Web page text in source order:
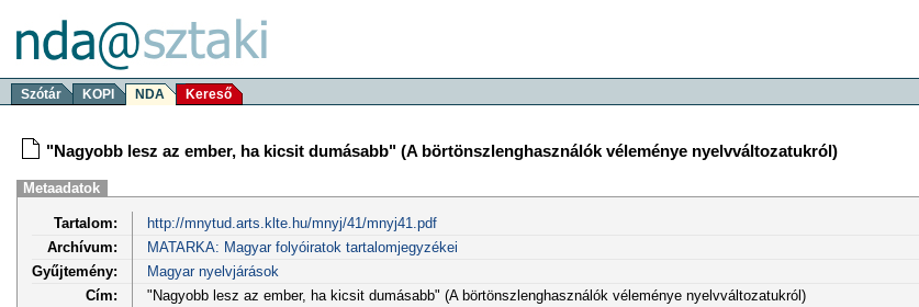
Szótár KOPI NDA Kereső
"Nagyobb lesz az ember, ha kicsit dumásabb" (A börtön­szlenghasználók véleménye nyelvváltozatukról)
Metaadatok
Tartalom:
http://mnytud.arts.klte.hu/mnyj/41/mnyj41.pdf
Archívum:
MATARKA: Magyar folyóiratok tartalomjegyzékei
Gyűjtemény:
Magyar nyelvjárások
Cím:
"Nagyobb lesz az ember, ha kicsit dumásabb" (A börtön­szlenghasználók véleménye nyelvváltozatukról)